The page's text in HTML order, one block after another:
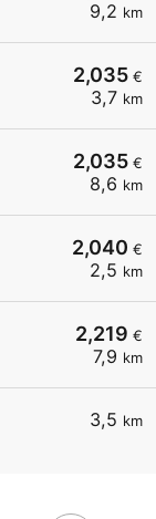
9,2 km
2,035 €
3,7 km
2,035 €
8,6 km
2,040 €
2,5 km
2,219 €
7,9 km
3,5 km